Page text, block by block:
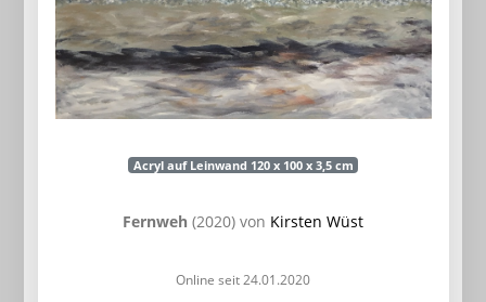
Acryl auf Leinwand 120 x 100 x 3,5 cm
Fernweh (2020) von Kirsten Wüst
Online seit 24.01.2020